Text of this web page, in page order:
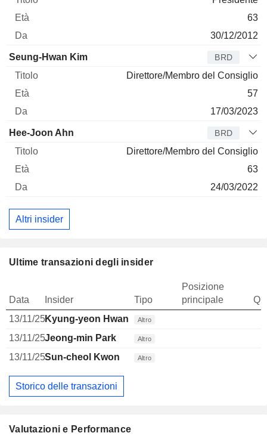
Valutazioni e Performance
63
30/12/2012
Seung-Hwan Kim BRD
Direttore/Membro del Consiglio
57
17/03/2023
Hee-Joon Ahn BRD
Direttore/Membro del Consiglio
63
24/03/2022
Altri insider
Ultime transazioni degli insider
Data Insider Tipo
Posizione
principale
13/11/25Kyung-yeon Hwang Altro
13/11/25Jeong-min Park Altro
13/11/25Sun-cheol Kwon Altro
Storico delle transazioni